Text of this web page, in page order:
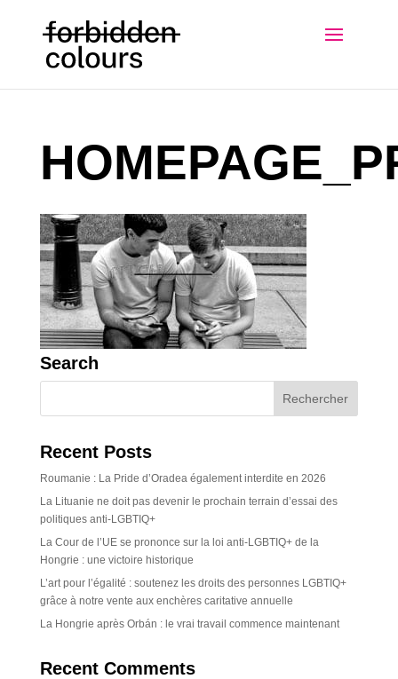
Search
Recent Posts
Roumanie : La Pride d’Oradea également interdite en 2026
La Lituanie ne doit pas devenir le prochain terrain d’essai des
politiques anti-LGBTIQ+
La Cour de l’UE se prononce sur la loi anti-LGBTIQ+ de la
Hongrie : une victoire historique
L’art pour l’égalité : soutenez les droits des personnes LGBTIQ+
grâce à notre vente aux enchères caritative annuelle
La Hongrie après Orbán : le vrai travail commence maintenant
Recent Comments